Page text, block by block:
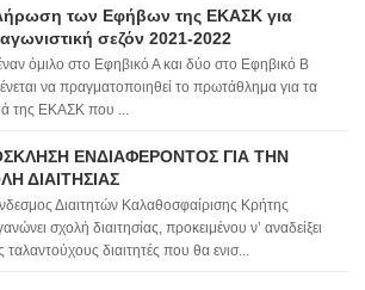
των Εφήβων της ΕΚΑΣΚ για
σεζόν 2021-2022
όμιλο στο Εφηβικό Α και δύο στο Εφηβικό Β
να πραγματοποιηθεί το πρωτάθλημα για τα
της ΕΚΑΣΚ που ...
ΕΝΔΙΑΦΕΡΟΝΤΟΣ ΓΙΑ ΤΗΝ
ΔΙΑΙΤΗΣΙΑΣ
Διαιτητών Καλαθοσφαίρισης Κρήτης
σχολή διαιτησίας, προκειμένου ν’ αναδείξει
ταλαντούχους διαιτητές που θα ενισ...